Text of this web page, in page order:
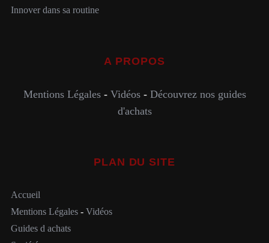
Innover dans sa routine
A PROPOS
Mentions Légales- Vidéos- Découvrez nos guides
d'achats
PLAN DU SITE
Accueil
Mentions Légales- Vidéos
Guides d achats